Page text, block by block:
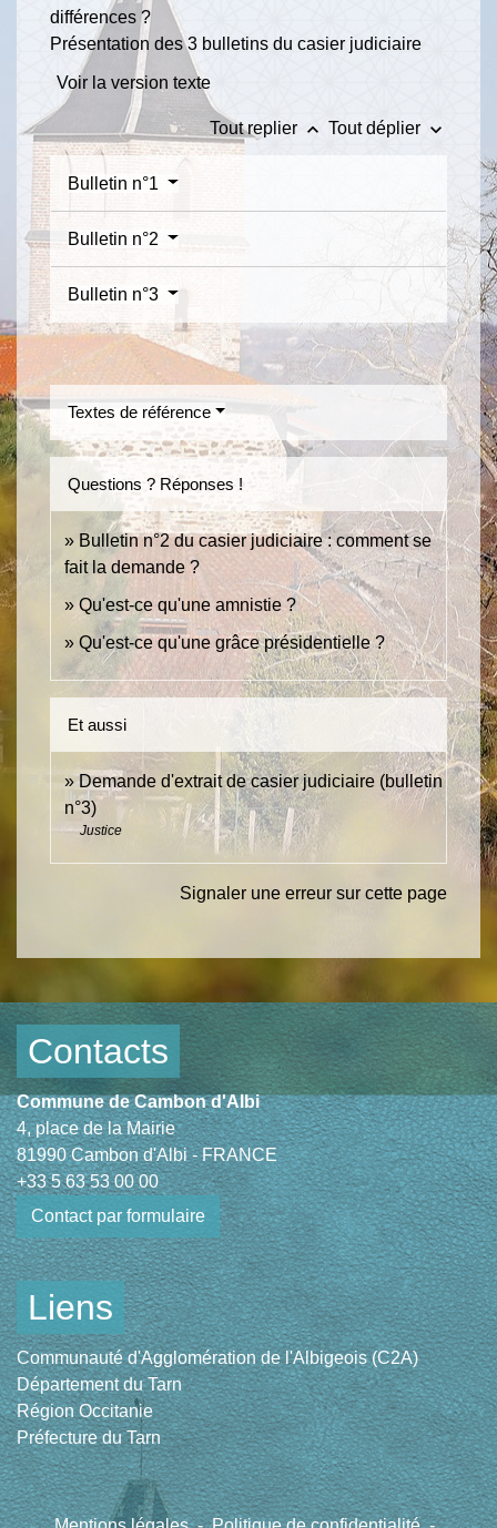
Présentation des 3 bulletins du casier judiciaire
Voir la version texte
Tout replier keyboard_arrow_up Tout déplier keyboard_arrow_down
Bulletin n°1
Bulletin n°2
Bulletin n°3
Textes de référence
Questions ? Réponses !
Bulletin n°2 du casier judiciaire : comment se
fait la demande ?
Qu'est-ce qu'une amnistie ?
Qu'est-ce qu'une grâce présidentielle ?
Et aussi
Demande d'extrait de casier judiciaire (bulletin
n°3)
Justice
Signaler une erreur sur cette page
Contacts
Commune de Cambon d'Albi
4, place de la Mairie
81990 Cambon d'Albi - FRANCE
+33 5 63 53 00 00
Contact par formulaire
Liens
Communauté d'Agglomération de l'Albigeois (C2A)
Département du Tarn
Région Occitanie
Préfecture du Tarn